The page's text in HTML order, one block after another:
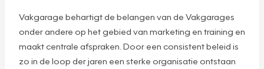
Vakgarage behartigt de belangen van de Vakgarages
onder andere op het gebied van marketing en training en
maakt centrale afspraken. Door een consistent beleid is
zo in de loop der jaren een sterke organisatie ontstaan